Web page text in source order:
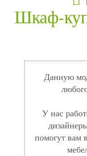
Шкаф-
Данную
У нас
помогут вам